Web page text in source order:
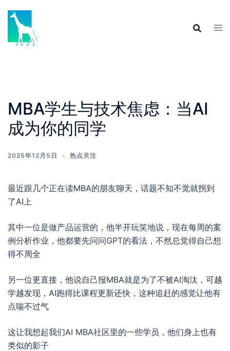
content
MBA学生与技术焦虑：当AI
成为你的同学
2025年12月5日 热点关注
最近跟几个正在读MBA的朋友聊天，话题不知不觉就拐到
了AI上
其中一位是做产品运营的，他半开玩笑地说，现在每周的案
例分析作业，他都要先问问GPT的看法，不然总觉得自己想
得不周全
另一位更直接，他说自己报MBA就是为了不被AI淘汰，可越
学越发现，AI跑得比课程更新还快，这种追赶的感觉让他有
点喘不过气
这让我想起我们AI MBA社区里的一些学员，他们身上也有
类似的影子